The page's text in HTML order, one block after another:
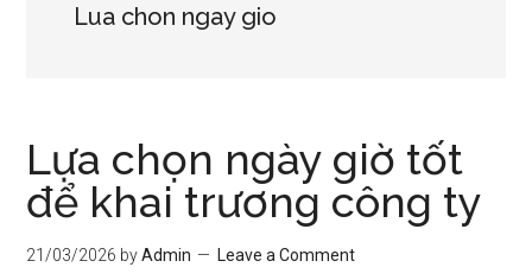
Lua chon ngay gio
Lựa chọn ngày giờ tốt
để khai trương công ty
21/03/2026 byAdmin Leave a Comment